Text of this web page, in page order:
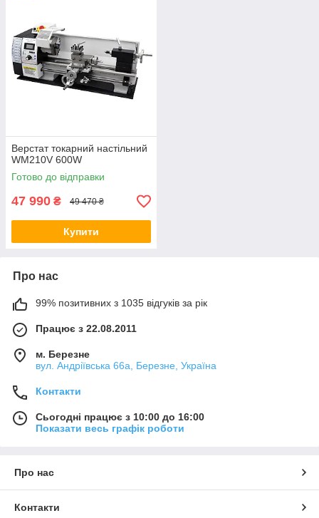
Верстат токарний настільний
WM210V 600W
Готово до відправки
47 990 ₴ 49 470 ₴
Купити
Про нас
99% позитивних з 1035 відгуків за рік
Працює з 22.08.2011
м. Березне
вул. Андріївська 66а, Березне, Україна
Контакти
Сьогодні працює з 10:00 до 16:00
Показати весь графік роботи
Про нас
Контакти